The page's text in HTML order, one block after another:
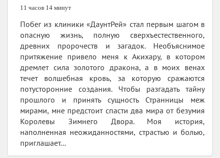
11 часов 14 минут
Побег из клиники «ДаунтРей» стал первым шагом в
опасную жизнь, полную сверхъестественного,
древних пророчеств и загадок. Необъяснимое
притяжение привело меня к Акихару, в котором
дремлет сила золотого дракона, а в моих венах
течет волшебная кровь, за которую сражаются
потусторонние создания. Чтобы разгадать тайну
прошлого и принять сущность Странницы меж
мирами, мне предстоит спасти два мира от безумия
Королевы Зимнего Двора. Моя история,
наполненная неожиданностями, страстью и болью,
приглашает...